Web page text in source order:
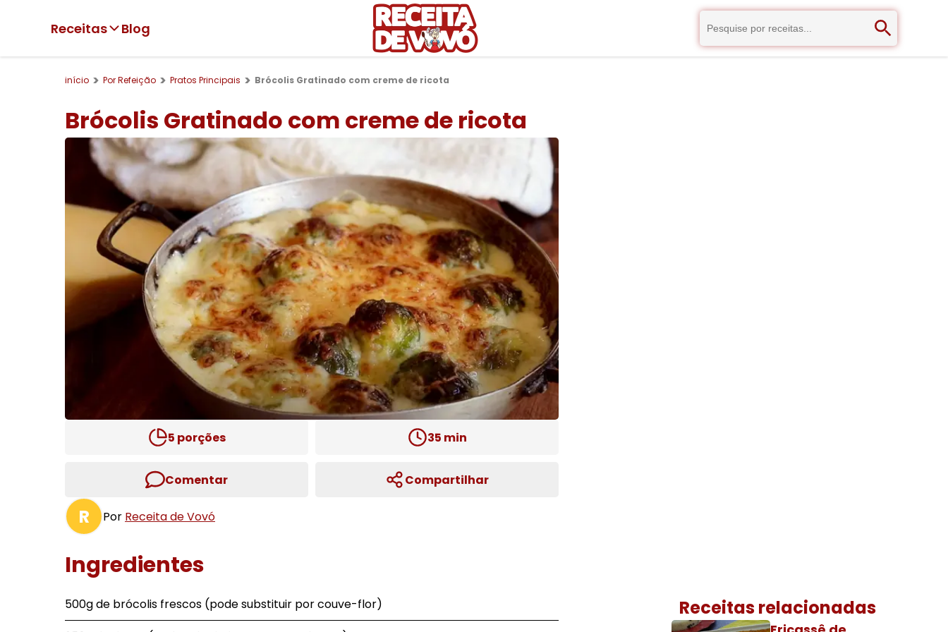
Receitas Blog
início Por Refeição Pratos Principais Brócolis Gratinado com creme de ricota
Brócolis Gratinado com creme de ricota
5 porções 35 min
Comentar Compartilhar
R Por Receita de Vovó
Ingredientes
500g de brócolis frescos (pode substituir por couve-flor)
Receitas relacionadas